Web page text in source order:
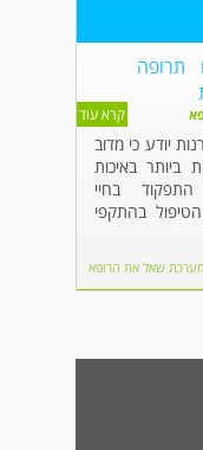
תרופה
קרא עוד
יודע כי מדוב
ביותר באיכות
התפקוד בחיי
בהתקפי
שאל את הרופא